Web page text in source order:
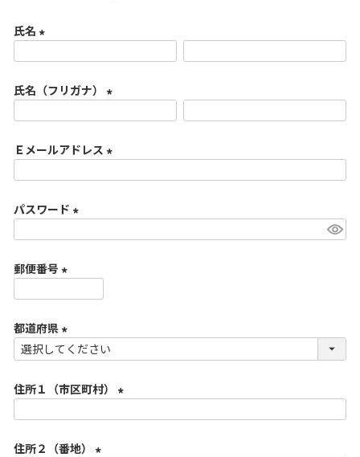
氏名
須
氏名（フリガナ）
須
Ｅメールアドレス
パスワード
郵便番号
須
)
都道府県
(
須
住所１（市区町村）
住所２（番地）